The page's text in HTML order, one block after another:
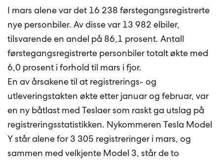
I mars alene var det 16 238 førstegangsregistrerte
nye personbiler. Av disse var 13 982 elbiler,
tilsvarende en andel på 86,1 prosent. Antall
førstegangsregistrerte personbiler totalt økte med
6,0 prosent i forhold til mars i fjor.
En av årsakene til at registrerings- og
utleveringstakten økte etter januar og februar, var
en ny båtlast med Teslaer som raskt ga utslag på
registreringsstatistikken. Nykommeren Tesla Model
Y står alene for 3 305 registreringer i mars, og
sammen med velkjente Model 3, står de to